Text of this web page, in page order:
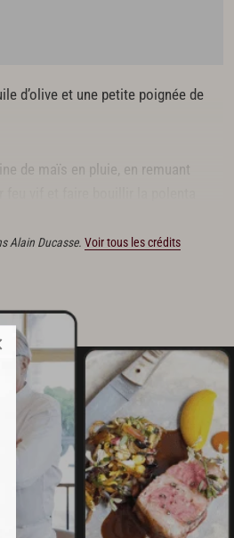
d’olive et une petite poignée de
de maïs en pluie, en remuant
Alain Ducasse. Voir tous les crédits